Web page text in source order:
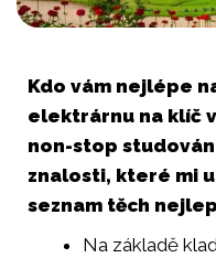
Kdo vám nejlépe
elektrárnu na klíč
non-stop
znalosti, které mi
seznam těch
Na základě